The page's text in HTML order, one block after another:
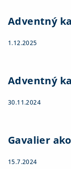
Adventný
1.12.2025
Adventný
30.11.2024
Gavalier
15.7.2024